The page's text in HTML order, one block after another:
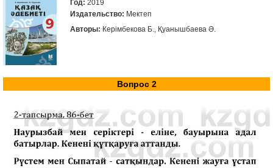
Год: 2019
Издательство: Мектеп
Авторы: Керімбекова Б., Қуанышбаева Ә.
Вопрос 2